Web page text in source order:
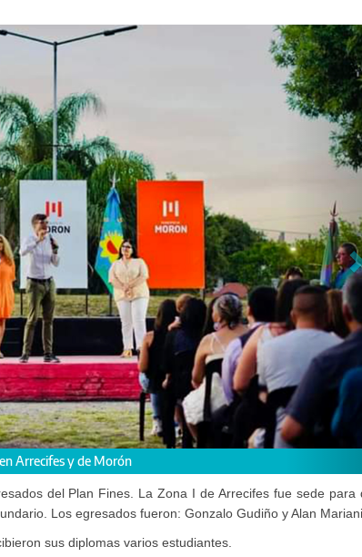
reciben sus diplomas de Fines
del Plan Fines. La Zona I de Arrecifes fue sede para
Los egresados fueron: Gonzalo Gudiño y Alan
sus diplomas varios estudiantes.